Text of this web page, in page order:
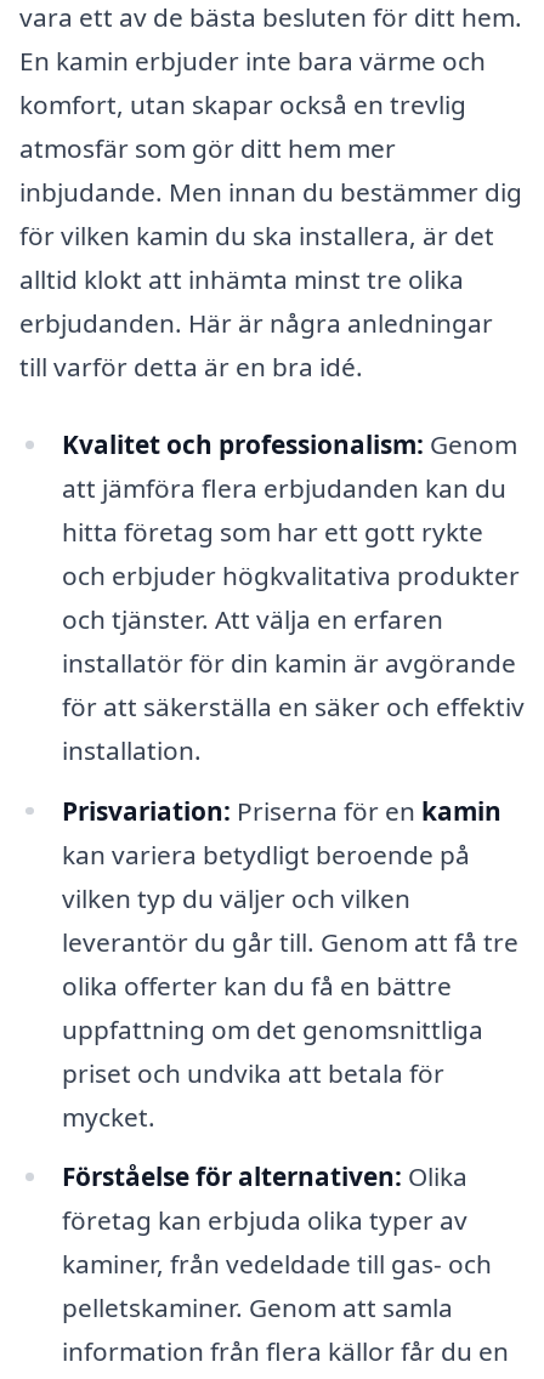
vara ett av de bästa besluten för ditt hem.
En kamin erbjuder inte bara värme och
komfort, utan skapar också en trevlig
atmosfär som gör ditt hem mer
inbjudande. Men innan du bestämmer dig
för vilken kamin du ska installera, är det
alltid klokt att inhämta minst tre olika
erbjudanden. Här är några anledningar
till varför detta är en bra idé.
Kvalitet och professionalism: Genom
att jämföra flera erbjudanden kan du
hitta företag som har ett gott rykte
och erbjuder högkvalitativa produkter
och tjänster. Att välja en erfaren
installatör för din kamin är avgörande
för att säkerställa en säker och effektiv
installation.
Prisvariation: Priserna för en kamin
kan variera betydligt beroende på
vilken typ du väljer och vilken
leverantör du går till. Genom att få tre
olika offerter kan du få en bättre
uppfattning om det genomsnittliga
priset och undvika att betala för
mycket.
Förståelse för alternativen: Olika
företag kan erbjuda olika typer av
kaminer, från vedeldade till gas- och
pelletskaminer. Genom att samla
information från flera källor får du en